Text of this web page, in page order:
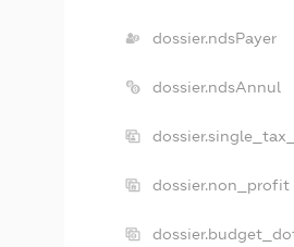
dossier.ndsPayer
dossier.ndsAnnul
dossier.non_profit